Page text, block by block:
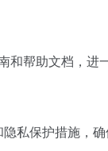
帮助文档，进
私保护措施，确